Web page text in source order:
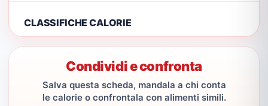
CLASSIFICHE CALORIE
Condividi e confronta
Salva questa scheda, mandala a chi conta
le calorie o confrontala con alimenti simili.